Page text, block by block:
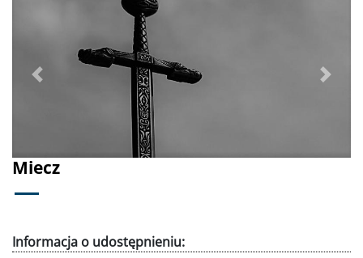
Miecz
Poprzednie Dalej
Informacja o udostępnieniu: